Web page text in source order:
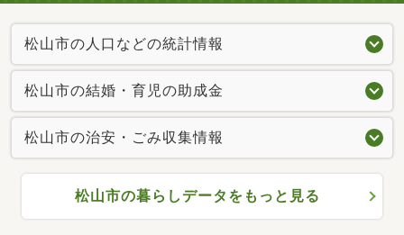
松山市の人口などの統計情報
松山市の結婚・育児の助成金
松山市の治安・ごみ収集情報
松山市の暮らしデータをもっと見る